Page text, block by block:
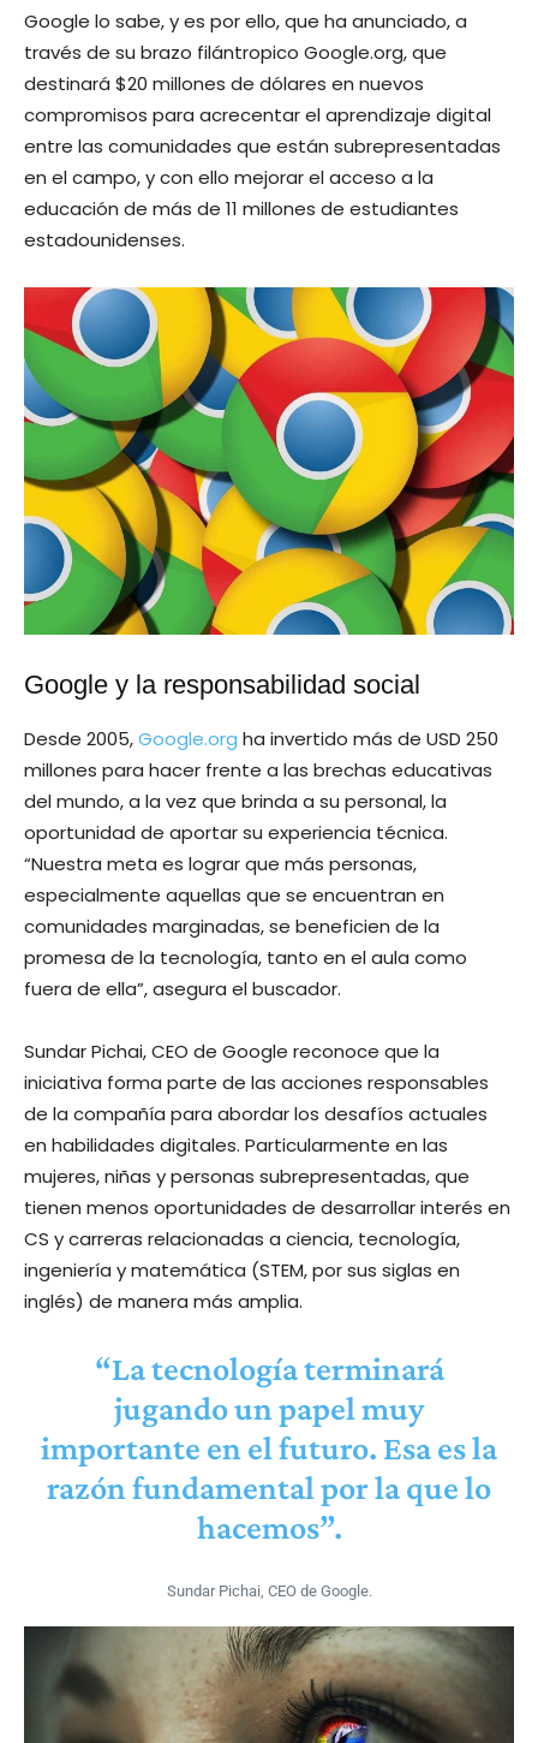
Google lo sabe, y es por ello, que ha anunciado, a
través de su brazo filántropico Google.org, que
destinará $20 millones de dólares en nuevos
compromisos para acrecentar el aprendizaje digital
entre las comunidades que están subrepresentadas
en el campo, y con ello mejorar el acceso a la
educación de más de 11 millones de estudiantes
estadounidenses.
Google y la responsabilidad social
Desde 2005,Google.org ha invertido más de USD 250
millones para hacer frente a las brechas educativas
del mundo, a la vez que brinda a su personal, la
oportunidad de aportar su experiencia técnica.
“Nuestra meta es lograr que más personas,
especialmente aquellas que se encuentran en
comunidades marginadas, se beneficien de la
promesa de la tecnología, tanto en el aula como
fuera de ella”, asegura el buscador.
Sundar Pichai, CEO de Google reconoce que la
iniciativa forma parte de las acciones responsables
de la compañía para abordar los desafíos actuales
en habilidades digitales. Particularmente en las
mujeres, niñas y personas subrepresentadas, que
tienen menos oportunidades de desarrollar interés en
CS y carreras relacionadas a ciencia, tecnología,
ingeniería y matemática (STEM, por sus siglas en
inglés) de manera más amplia.
“La tecnología terminará
jugando un papel muy
importante en el futuro. Esa es la
razón fundamental por la que lo
hacemos”.
Sundar Pichai, CEO de Google.